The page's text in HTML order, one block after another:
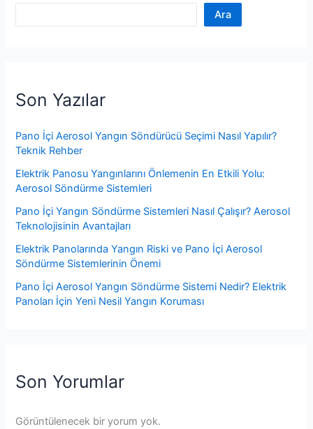
Ara
Son Yazılar
Pano İçi Aerosol Yangın Söndürücü Seçimi Nasıl Yapılır?
Teknik Rehber
Elektrik Panosu Yangınlarını Önlemenin En Etkili Yolu:
Aerosol Söndürme Sistemleri
Pano İçi Yangın Söndürme Sistemleri Nasıl Çalışır? Aerosol
Teknolojisinin Avantajları
Elektrik Panolarında Yangın Riski ve Pano İçi Aerosol
Söndürme Sistemlerinin Önemi
Pano İçi Aerosol Yangın Söndürme Sistemi Nedir? Elektrik
Panoları İçin Yeni Nesil Yangın Koruması
Son Yorumlar
Görüntülenecek bir yorum yok.